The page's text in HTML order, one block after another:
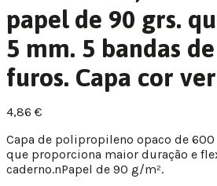
papel de 90 grs.
5 mm. 5 bandas
furos. Capa cor
4,86 €
Capa de polipropileno opaco de
que proporciona maior duração e
caderno.nPapel de 90 g/m².